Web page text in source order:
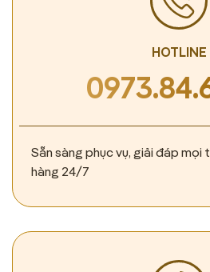
HOTLINE
Sẵn sàng phục vụ, giải đáp mọi
hàng 24/7